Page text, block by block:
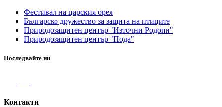
Фестивал на царския орел
Българско дружество за защита на птиците
Природозащитен център "Източни Родопи"
Природозащитен център "Пода"
Последвайте ни
Контакти